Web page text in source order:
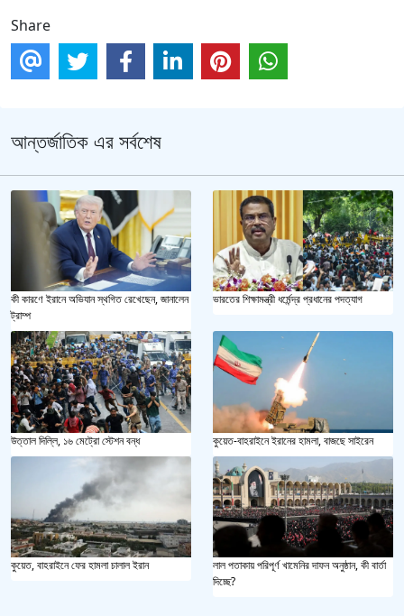
Share
আন্তর্জাতিক এর সর্বশেষ
কী কারণে ইরানে অভিযান স্থগিত রেখেছেন, জানালেন
ট্রাম্প
ভারতের শিক্ষামন্ত্রী ধর্মেন্দ্র প্রধানের পদত্যাগ
উত্তাল দিল্লি, ১৬ মেট্রো স্টেশন বন্ধ কুয়েত-বাহরাইনে ইরানের হামলা, বাজছে সাইরেন
কুয়েত, বাহরাইনে ফের হামলা চালাল ইরান
লাল পতাকায় পরিপূর্ণ খামেনির দাফন অনুষ্ঠান, কী বার্তা
দিচ্ছে?